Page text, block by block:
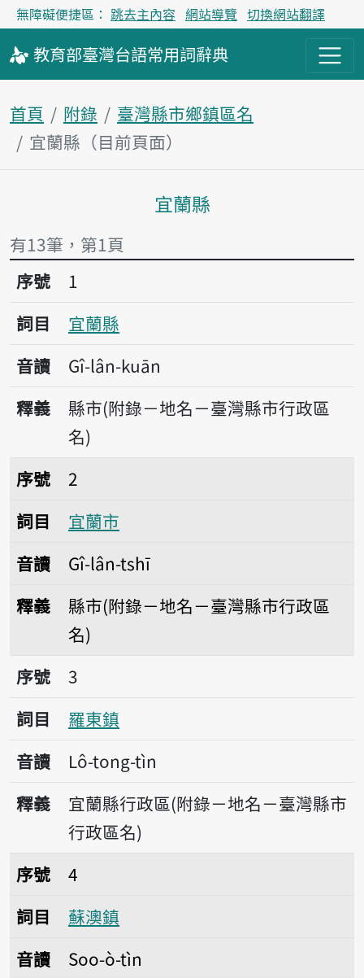
無障礙便捷區： 跳去主內容 網站導覽 切換網站翻譯
教育部臺灣台語常用詞辭典
首頁 附錄
臺灣縣市鄉鎮區名
宜蘭縣（目前頁面）
主內容區塊
宜蘭縣
有13筆，第1頁
序號1宜蘭縣
序號
1
詞目
宜蘭縣
音讀
Gî-lân-kuān
釋義
縣市(附錄－地名－臺灣縣市行政區
名)
序號2宜蘭市
序號
2
詞目
宜蘭市
音讀
Gî-lân-tshī
釋義
縣市(附錄－地名－臺灣縣市行政區
名)
序號3羅東鎮
序號
3
詞目
羅東鎮
音讀
Lô-tong-tìn
釋義
宜蘭縣行政區(附錄－地名－臺灣縣市
行政區名)
序號4蘇澳鎮
序號
4
詞目
蘇澳鎮
音讀
Soo-ò-tìn